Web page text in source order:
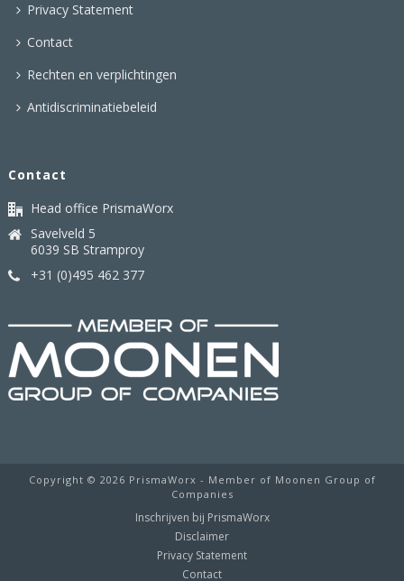
Privacy Statement
Contact
Rechten en verplichtingen
Antidiscriminatiebeleid
Contact
Head office PrismaWorx
Savelveld 5
6039 SB Stramproy
+31 (0)495 462 377
Copyright © 2026 PrismaWorx - Member of Moonen Group of
Companies
Inschrijven bij PrismaWorx
Disclaimer
Privacy Statement
Contact